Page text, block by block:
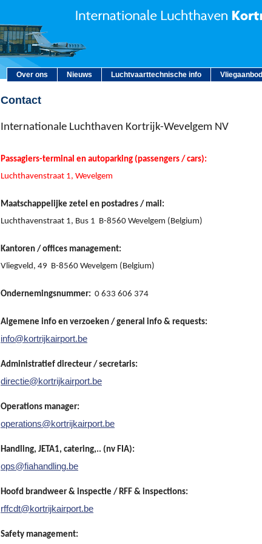
Over ons Nieuws Luchtvaarttechnische info Vliegaanbod
Contact
Internationale Luchthaven Kortrijk-Wevelgem NV
Passagiers-terminal en autoparking (passengers / cars):
Luchthavenstraat 1, Wevelgem
Maatschappelijke zetel en postadres / mail:
Luchthavenstraat 1, Bus 1 B-8560 Wevelgem (Belgium)
Kantoren / offices management:
Vliegveld, 49 B-8560 Wevelgem (Belgium)
Ondernemingsnummer: 0 633 606 374
Algemene info en verzoeken / general info & requests:
info@kortrijkairport.be
Administratief directeur / secretaris:
directie@kortrijkairport.be
Operations manager:
operations@kortrijkairport.be
Handling, JETA1, catering,.. (nv FIA):
ops@fiahandling.be
Hoofd brandweer & inspectie / RFF & inspections:
rffcdt@kortrijkairport.be
Safety management: